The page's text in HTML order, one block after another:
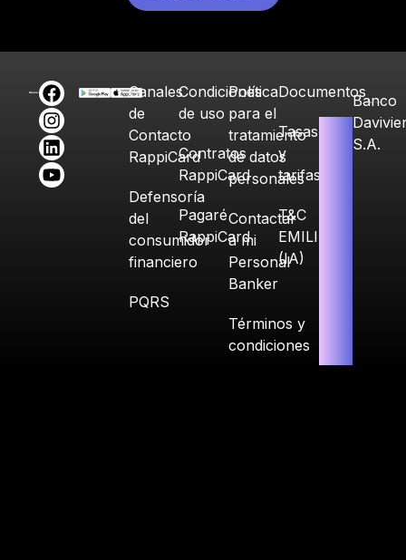
Canales
de
Contacto
RappiCard
Defensoría
del
consumidor
financiero
PQRS
Condiciones
de uso
Contratos
RappiCard
Pagaré
RappiCard
Política
para el
tratamiento
de datos
personales
Contactar
a mi
Personal
Banker
Términos y
condiciones
Documentos
Tasas
y
tarifas
T&C
EMILIA
(IA)
Banco
S.A.